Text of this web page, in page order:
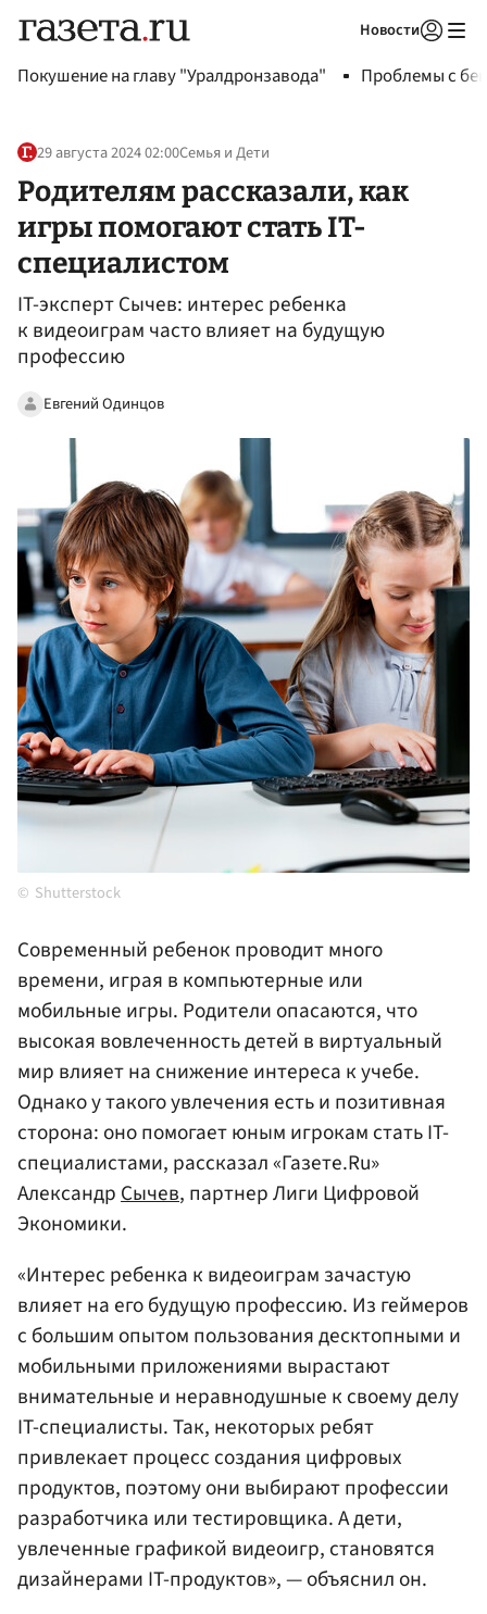
Новости
Покушение на главу "Уралдронзавода" Проблемы с
29 августа 2024 02:00Семья и Дети
Родителям рассказали, как
игры помогают стать IT-
специалистом
IT-эксперт Сычев: интерес ребенка
к видеоиграм часто влияет на будущую
профессию
Евгений Одинцов
Shutterstock
Современный ребенок проводит много
времени, играя в компьютерные или
мобильные игры. Родители опасаются, что
высокая вовлеченность детей в виртуальный
мир влияет на снижение интереса к учебе.
Однако у такого увлечения есть и позитивная
сторона: оно помогает юным игрокам стать IT-
специалистами, рассказал «Газете.Ru»
АлександрСычев, партнер Лиги Цифровой
Экономики.
«Интерес ребенка к видеоиграм зачастую
влияет на его будущую профессию. Из геймеров
с большим опытом пользования десктопными и
мобильными приложениями вырастают
внимательные и неравнодушные к своему делу
IT-специалисты. Так, некоторых ребят
привлекает процесс создания цифровых
продуктов, поэтому они выбирают профессии
разработчика или тестировщика. А дети,
увлеченные графикой видеоигр, становятся
дизайнерами IT-продуктов», — объяснил он.